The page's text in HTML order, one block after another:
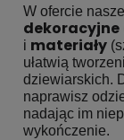
W ofercie
dekoracyjne
i materiały
ułatwią
dziewiarskich.
naprawisz
nadając im
wykończenie.